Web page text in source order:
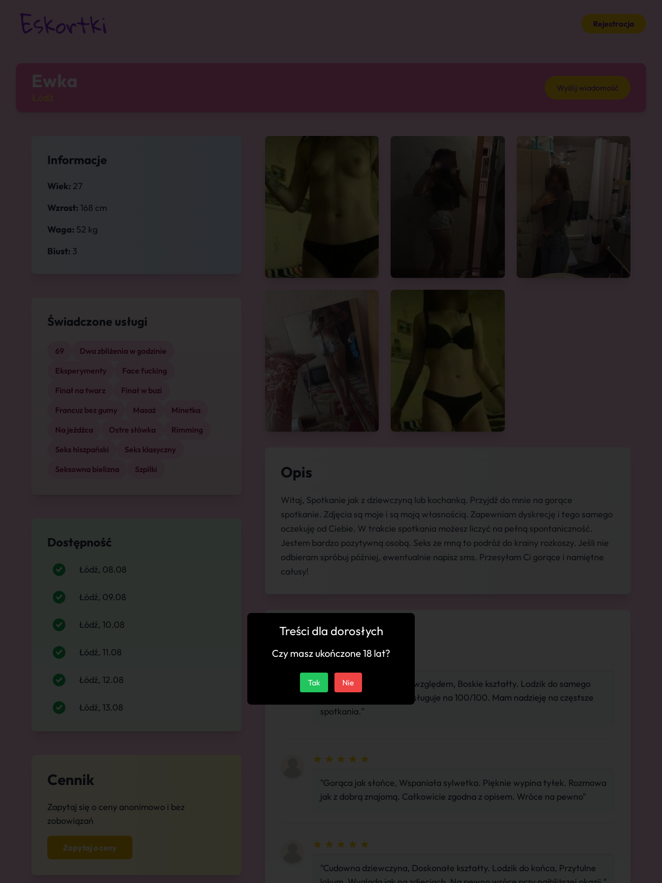
Rejestracja
Ewka Wyślij wiadomość
Informacje
Wiek: 27
Wzrost: 168 cm
Waga: 52 kg
Biust: 3
Świadczone usługi
69
Dwa zbliżenia w godzinie
Eksperymenty
Face fucking
Finał na twarz
Finał w buzi
Francuz bez gumy
Masaż
Minetka
Na jeźdźca
Ostre słówka
Rimming
Seks hiszpański
Seks klasyczny
Seksowna bielizna
Szpilki
Dostępność
Łódź, 08.08
Łódź, 09.08
Łódź, 10.08
Łódź, 11.08
Łódź, 12.08
Łódź, 13.08
Cennik
Zapytaj się o ceny anonimowo i bez
zobowiązań
Zapytaj o ceny
Opis
Witaj, Spotkanie jak z dziewczyną lub kochanką. Przyjdź do mnie na gorące
spotkanie. Zdjęcia są moje i są moją własnością. Zapewniam dyskrecję i tego samego
oczekuję od Ciebie. W trakcie spotkania możesz liczyć na pełną spontaniczność.
Jestem bardzo pozytywną osobą. Seks ze mną to podróż do krainy rozkoszy. Jeśli nie
odbieram spróbuj później, ewentualnie napisz sms. Przesyłam Ci gorące i namiętne
całusy!
💬 Komentarze
"Czarująca pod każdym względem, Boskie kształty. Lodzik do samego
końca. Ładne lokum. Zasługuje na 100/100. Mam nadzieję na częstsze
spotkania."
"Gorąca jak słońce, Wspaniała sylwetka. Pięknie wypina tyłek. Rozmowa
jak z dobrą znajomą. Całkowicie zgodna z opisem. Wróce na pewno"
"Cudowna dziewczyna, Doskonałe kształty. Lodzik do końca, Przytulne
Treści dla dorosłych
Czy masz ukończone 18 lat?
Tak Nie